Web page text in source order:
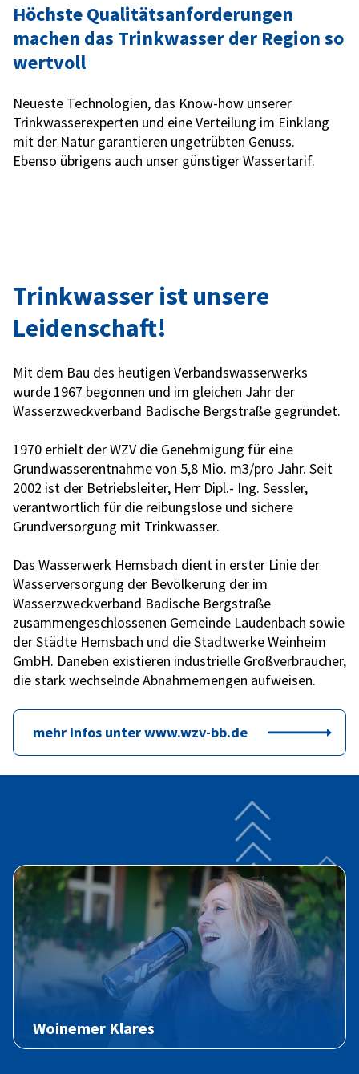
Höchste Qualitätsanforderungen
machen das Trinkwasser der Region so
wertvoll
Neueste Technologien, das Know-how unserer
Trinkwasserexperten und eine Verteilung im Einklang
mit der Natur garantieren ungetrübten Genuss.
Ebenso übrigens auch unser günstiger Wassertarif.
Trinkwasser ist unsere
Leidenschaft!
Mit dem Bau des heutigen Verbandswasserwerks
wurde 1967 begonnen und im gleichen Jahr der
Wasserzweckverband Badische Bergstraße gegründet.
1970 erhielt der WZV die Genehmigung für eine
Grundwasserentnahme von 5,8 Mio. m3/pro Jahr. Seit
2002 ist der Betriebsleiter, Herr Dipl.- Ing. Sessler,
verantwortlich für die reibungslose und sichere
Grundversorgung mit Trinkwasser.
Das Wasserwerk Hemsbach dient in erster Linie der
Wasserversorgung der Bevölkerung der im
Wasserzweckverband Badische Bergstraße
zusammengeschlossenen Gemeinde Laudenbach sowie
der Städte Hemsbach und die Stadtwerke Weinheim
GmbH. Daneben existieren industrielle Großverbraucher,
die stark wechselnde Abnahmemengen aufweisen.
mehr Infos unter www.wzv-bb.de
Woinemer Klares